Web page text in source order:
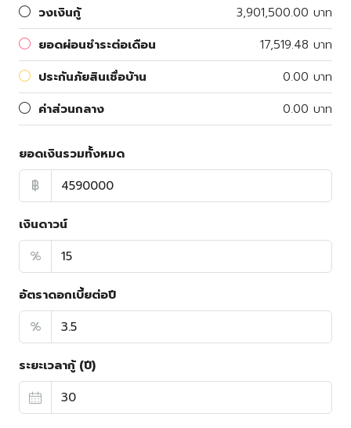
วงเงินกู้
3,901,500.00 บาท
ยอดผ่อนชำระต่อเดือน
17,519.48 บาท
ประกันภัยสินเชื่อบ้าน
0.00 บาท
ค่าส่วนกลาง
0.00 บาท
ยอดเงินรวมทั้งหมด
฿
เงินดาวน์
%
อัตราดอกเบี้ยต่อปี
%
ระยะเวลากู้ (ปี)